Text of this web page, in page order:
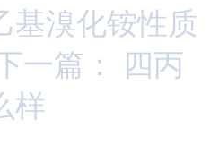
基溴化铵性质
一篇： 四丙
样